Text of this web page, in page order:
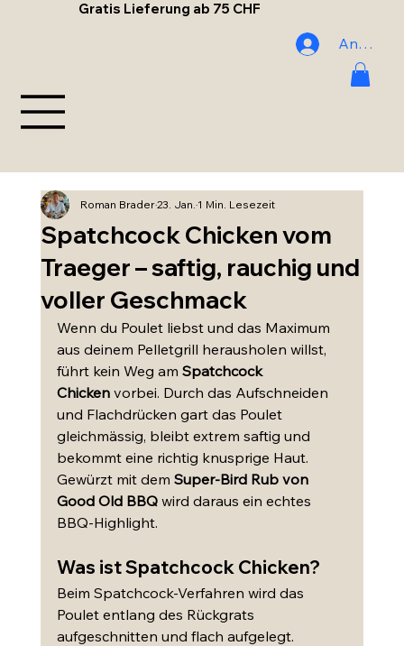
Gratis Lieferung ab 75 CHF
Spatchcock Chicken vom
Traeger – saftig, rauchig und
voller Geschmack
Roman Brader23. Jan. 1 Min. Lesezeit
Wenn du Poulet liebst und das Maximum
aus deinem Pelletgrill herausholen willst,
führt kein Weg am Spatchcock
Chicken vorbei. Durch das Aufschneiden
und Flachdrücken gart das Poulet
gleichmässig, bleibt extrem saftig und
bekommt eine richtig knusprige Haut.
Gewürzt mit dem Super-Bird Rub von
Good Old BBQ wird daraus ein echtes
BBQ-Highlight.
Was ist Spatchcock Chicken?
Beim Spatchcock-Verfahren wird das
Poulet entlang des Rückgrats
aufgeschnitten und flach aufgelegt.